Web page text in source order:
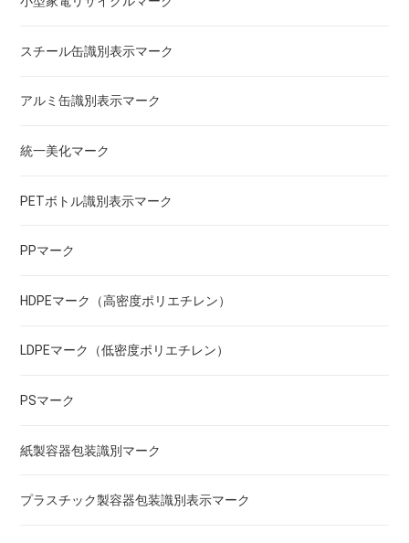
スチール缶識別表示マーク
アルミ缶識別表示マーク
統一美化マーク
PETボトル識別表示マーク
PPマーク
HDPEマーク（高密度ポリエチレン）
LDPEマーク（低密度ポリエチレン）
PSマーク
紙製容器包装識別マーク
プラスチック製容器包装識別表示マーク